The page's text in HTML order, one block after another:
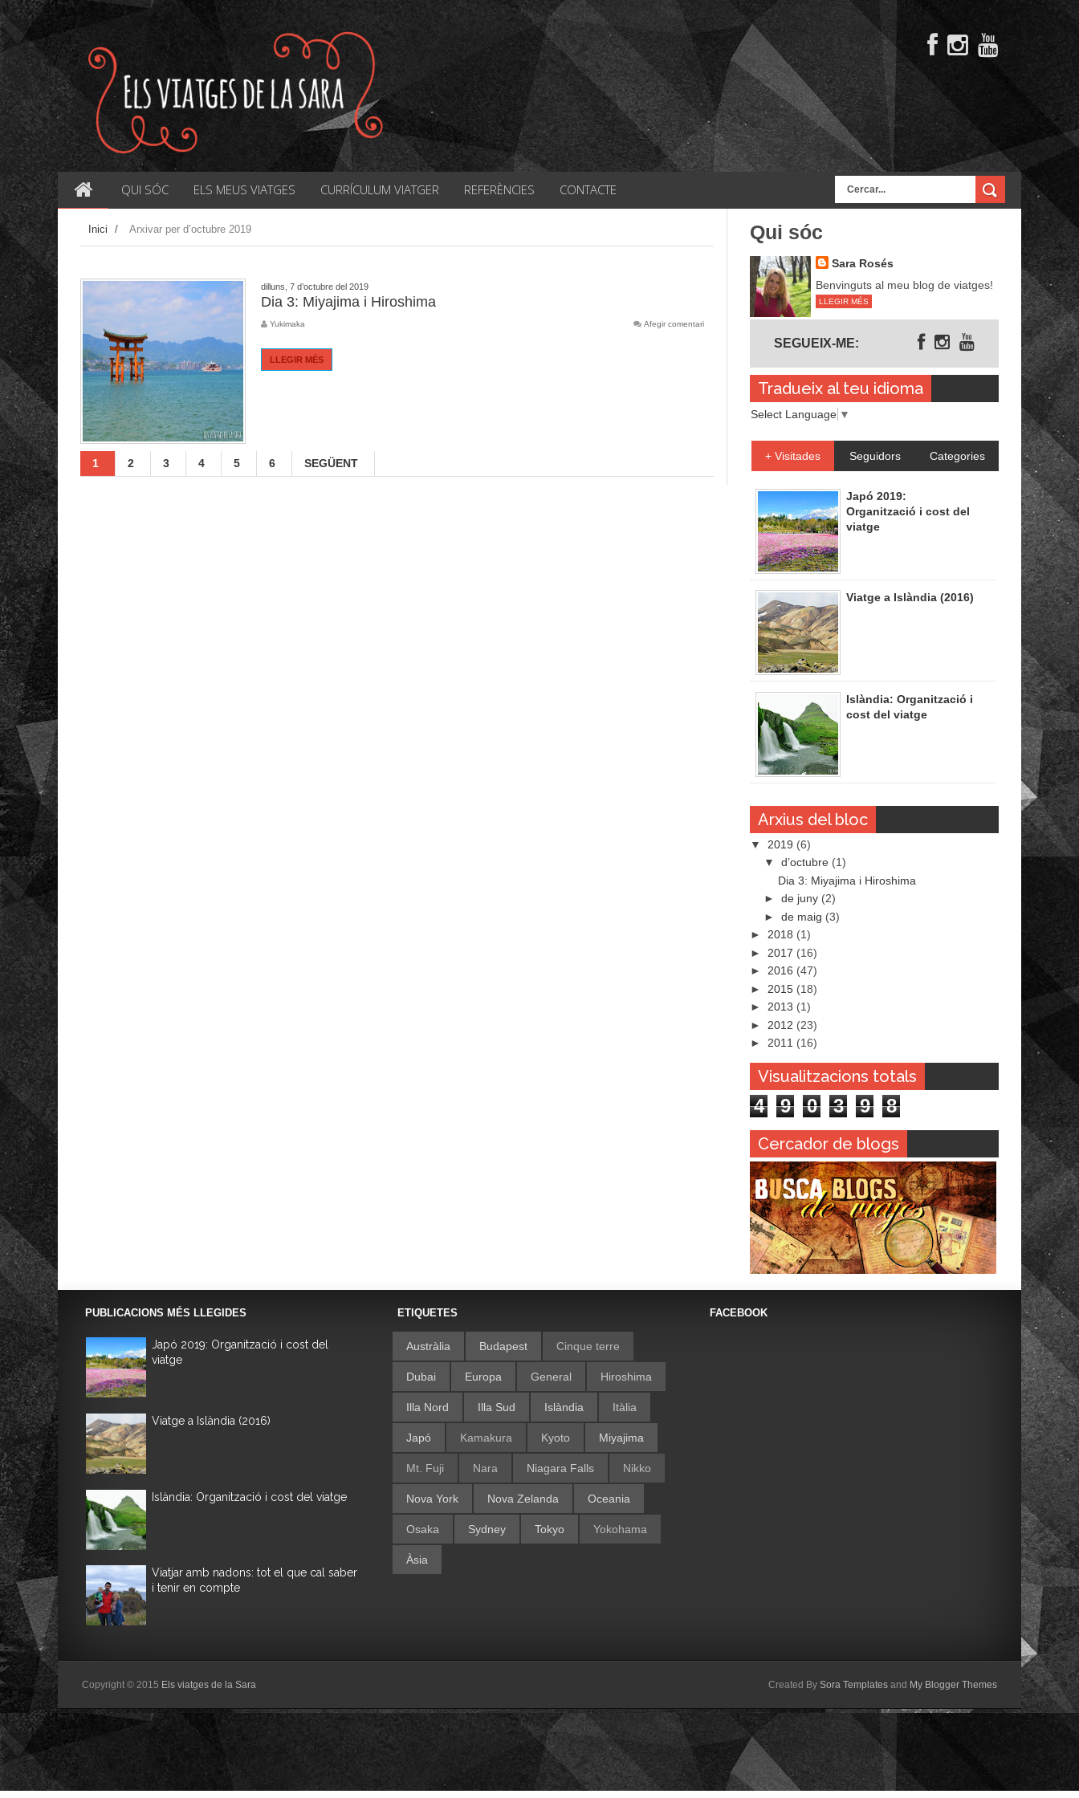
QUI SÓC ELS MEUS VIATGES CURRÍCULUM VIATGER REFERÈNCIES CONTACTE
Inici / Arxivar per d’octubre 2019
dilluns, 7 d’octubre del 2019
Dia 3: Miyajima i Hiroshima
Yukimaka Afegir comentari
LLEGIR MÉS
1 2 3 4 5 6 SEGÜENT
Qui sóc
Sara Rosés
Benvinguts al meu blog de viatges!
LLEGIR MÉS
SEGUEIX-ME:
Tradueix al teu idioma
Select Language ▼
+ Visitades Seguidors Categories
Japó 2019:
Organització i cost del
viatge
Viatge a Islàndia (2016)
Islàndia: Organització i
cost del viatge
Arxius del bloc
▼ 2019 (6)
▼ d’octubre (1)
Dia 3: Miyajima i Hiroshima
► de juny (2)
► de maig (3)
► 2018 (1)
► 2017 (16)
► 2016 (47)
► 2015 (18)
► 2013 (1)
► 2012 (23)
► 2011 (16)
Visualitzacions totals
4 9 0 3 9 8
Cercador de blogs
PUBLICACIONS MÉS LLEGIDES
Japó 2019: Organització i cost del
viatge
Viatge a Islàndia (2016)
Islàndia: Organització i cost del viatge
Viatjar amb nadons: tot el que cal saber
i tenir en compte
ETIQUETES
Austràlia Budapest Cinque terre
Dubai Europa General Hiroshima
Illa Nord Illa Sud Islàndia Itàlia
Japó Kamakura Kyoto Miyajima
Mt. Fuji Nara Niagara Falls Nikko
Nova York Nova Zelanda Oceania
Osaka Sydney Tokyo Yokohama
Àsia
FACEBOOK
Copyright © 2015 Els viatges de la Sara Created By Sora Templates and My Blogger Themes